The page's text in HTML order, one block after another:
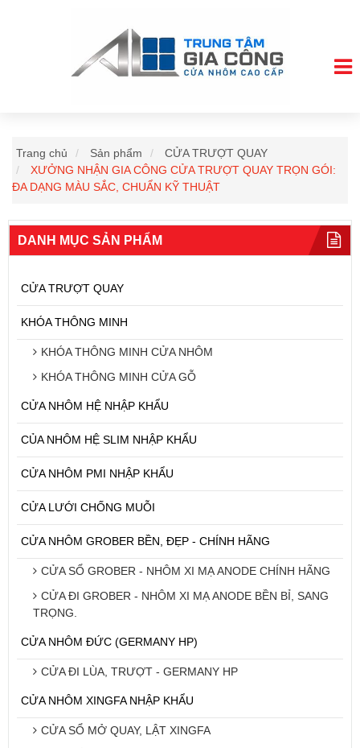
Trang chủ Sản phẩm
CỬA TRƯỢT QUAY
XƯỞNG NHẬN GIA CÔNG CỬA TRƯỢT QUAY TRỌN GÓI:
ĐA DẠNG MÀU SẮC, CHUẨN KỸ THUẬT
DANH MỤC SẢN PHẨM
CỬA TRƯỢT QUAY
KHÓA THÔNG MINH
KHÓA THÔNG MINH CỬA NHÔM
KHÓA THÔNG MINH CỬA GỖ
CỬA NHÔM HỆ NHẬP KHẨU
CỦA NHÔM HỆ SLIM NHẬP KHẨU
CỬA NHÔM PMI NHẬP KHẨU
CỬA LƯỚI CHỐNG MUỖI
CỬA NHÔM GROBER BỀN, ĐẸP - CHÍNH HÃNG
CỬA SỔ GROBER - NHÔM XI MẠ ANODE CHÍNH HÃNG
CỬA ĐI GROBER - NHÔM XI MẠ ANODE BỀN BỈ, SANG
TRỌNG.
CỬA NHÔM ĐỨC (GERMANY HP)
CỬA ĐI LÙA, TRƯỢT - GERMANY HP
CỬA NHÔM XINGFA NHẬP KHẨU
CỬA SỔ MỞ QUAY, LẬT XINGFA